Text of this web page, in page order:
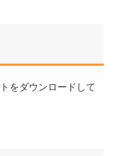
をダウンロードして